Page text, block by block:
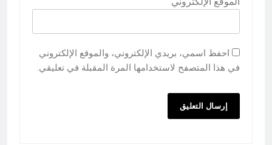
احفظ اسمي، بريدي الإلكتروني، والموقع الإلكتروني
في هذا المتصفح لاستخدامها المرة المقبلة في تعليقي.